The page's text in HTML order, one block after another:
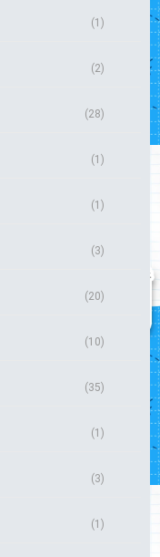
(1)
(2)
(28)
(1)
(1)
(3)
(20)
(10)
(35)
(1)
(3)
(1)